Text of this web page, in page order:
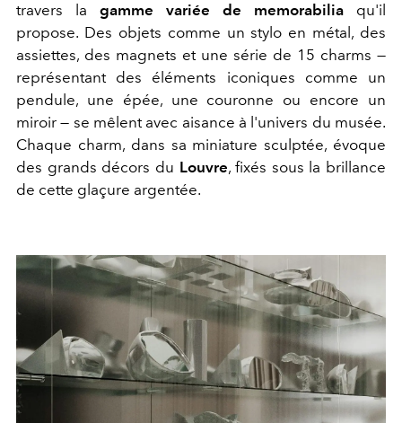
travers la gamme variée de memorabilia qu'il
propose. Des objets comme un stylo en métal, des
assiettes, des magnets et une série de 15 charms —
représentant des éléments iconiques comme un
pendule, une épée, une couronne ou encore un
miroir — se mêlent avec aisance à l'univers du musée.
Chaque charm, dans sa miniature sculptée, évoque
des grands décors du Louvre, fixés sous la brillance
de cette glaçure argentée.